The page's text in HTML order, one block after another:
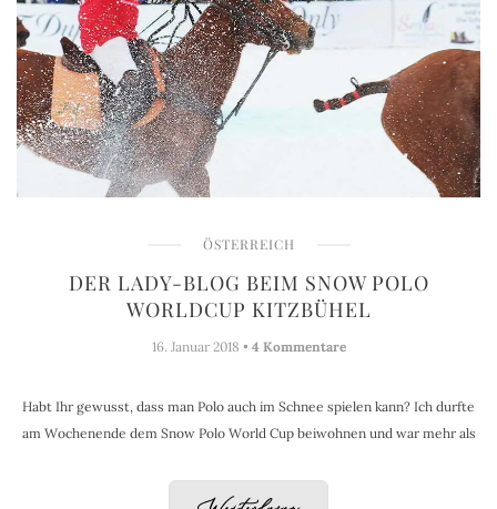
ÖSTERREICH
DER LADY-BLOG BEIM SNOW POLO
WORLDCUP KITZBÜHEL
16. Januar 2018 • 4 Kommentare
Habt Ihr gewusst, dass man Polo auch im Schnee spielen kann? Ich durfte
am Wochenende dem Snow Polo World Cup beiwohnen und war mehr als